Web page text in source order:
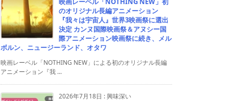
のオリジナル長編アニメーション
『我々は宇宙人』世界3映画祭に選出
決定 カンヌ国際映画祭＆アヌシー国
際アニメーション映画祭に続き、メル
ボルン、ニュージーランド、オタワ
映画レーベル「NOTHING NEW」による初のオリジナル長編
アニメーション『我 ...
2026年7月18日 :興味深い